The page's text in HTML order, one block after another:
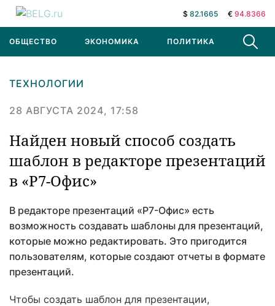
$ 82.1665 € 94.8366
ОБЩЕСТВО ЭКОНОМИКА ПОЛИТИКА В МИРЕ
ТЕХНОЛОГИИ
28 АВГУСТА 2024, 17:58
Найден новый способ создать
шаблон в редакторе презентаций
в «Р7-Офис»
В редакторе презентаций «Р7-Офис» есть
возможность создавать шаблоны для презентаций,
которые можно редактировать. Это пригодится
пользователям, которые создают отчеты в формате
презентаций.
Чтобы создать шаблон для презентации,